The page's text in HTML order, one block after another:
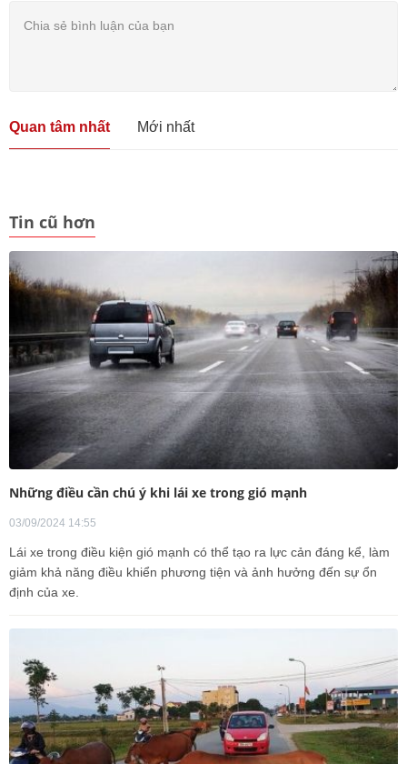
Quan tâm nhất Mới nhất
Tin cũ hơn
Những điều cần chú ý khi lái xe trong gió mạnh
03/09/2024 14:55
Lái xe trong điều kiện gió mạnh có thể tạo ra lực cản đáng kể, làm
giảm khả năng điều khiển phương tiện và ảnh hưởng đến sự ổn
định của xe.